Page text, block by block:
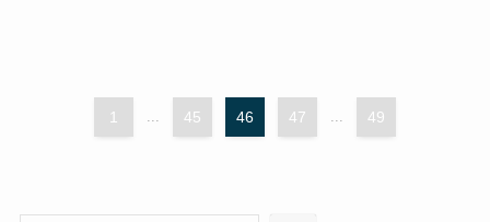
1 ... 45 46 47 ... 49